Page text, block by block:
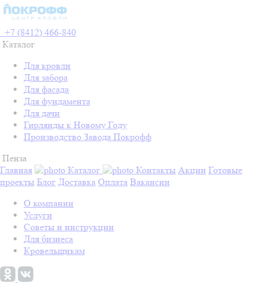
+7 (8412) 466-840
Каталог
Для кровли
Для забора
Для фасада
Для фундамента
Для дачи
Гирлянды к Новому Году
Производство Завода Покрофф
Пенза
Главная
Каталог Контакты Акции Готовые
проекты Блог Доставка Оплата Вакансии
О компании
Услуги
Советы и инструкции
Для бизнеса
Кровельщикам